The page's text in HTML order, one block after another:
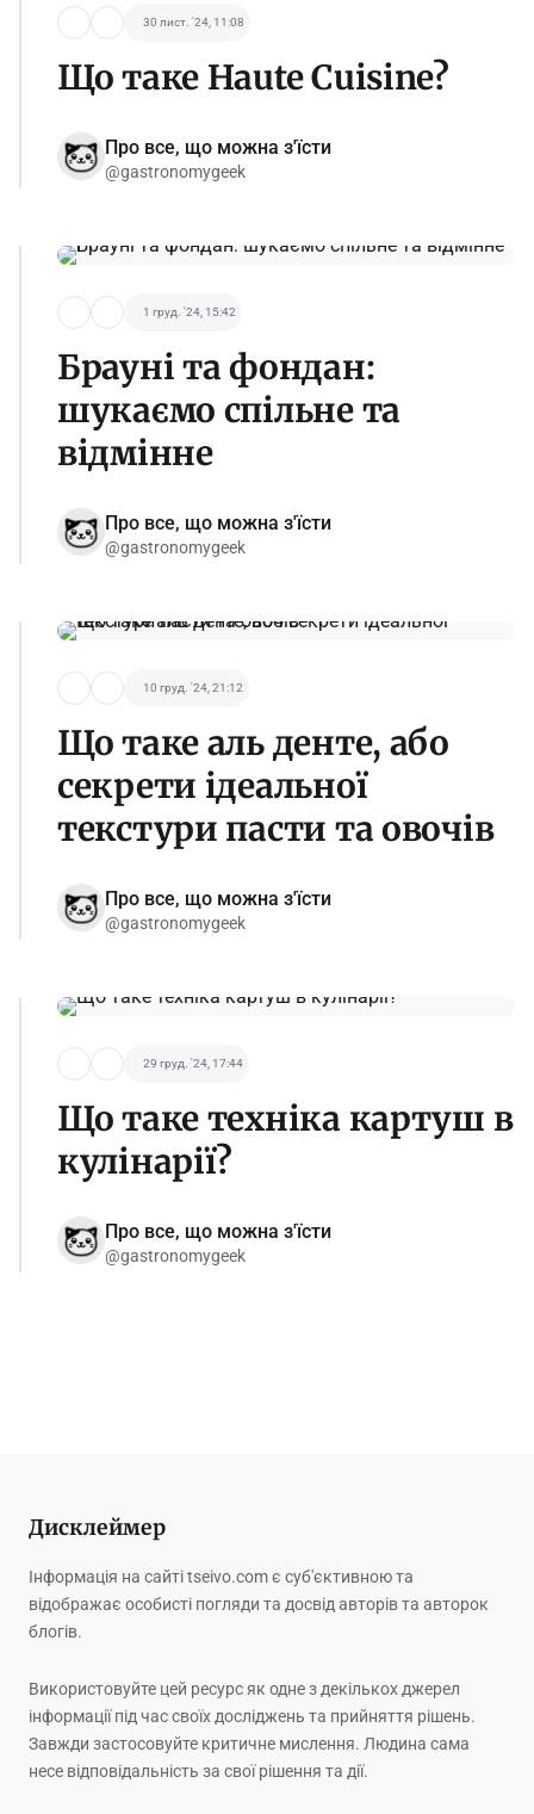
30 лист. '24, 11:08
Що таке Haute Cuisine?
Про все, що можна з'їсти
@gastronomygeek
1 груд. '24, 15:42
Брауні та фондан:
шукаємо спільне та
відмінне
Про все, що можна з'їсти
@gastronomygeek
10 груд. '24, 21:12
Що таке аль денте, або
секрети ідеальної
текстури пасти та овочів
Про все, що можна з'їсти
@gastronomygeek
29 груд. '24, 17:44
Що таке техніка картуш в
кулінарії?
Про все, що можна з'їсти
@gastronomygeek
Дисклеймер
Інформація на сайті tseivo.com є суб'єктивною та
відображає особисті погляди та досвід авторів та авторок
блогів.
Використовуйте цей ресурс як одне з декількох джерел
інформації під час своїх досліджень та прийняття рішень.
Завжди застосовуйте критичне мислення. Людина сама
несе відповідальність за свої рішення та дії.